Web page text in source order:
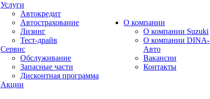
Услуги
Автокредит
Автострахование
Лизинг
Тест-драйв
Сервис
Обслуживание
Запасные части
Дисконтная программа
Акции
О компании
О компании Suzuki
О компании DINA-
Авто
Вакансии
Контакты